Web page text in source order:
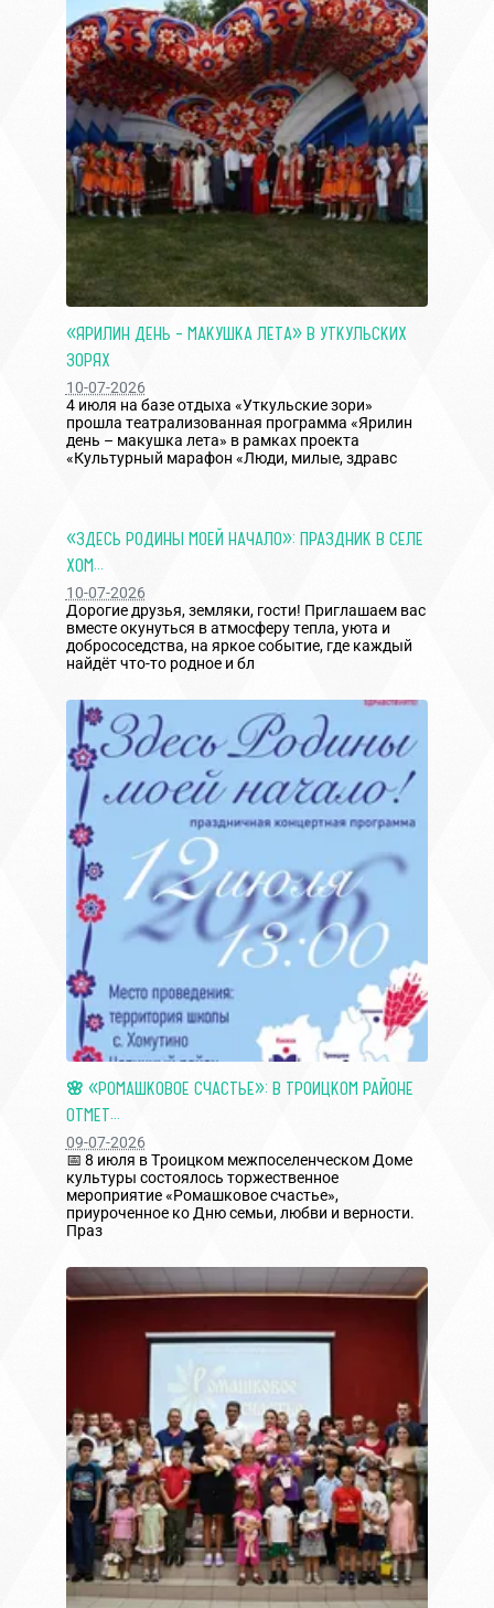
«ЯРИЛИН ДЕНЬ – МАКУШКА ЛЕТА» В УТКУЛЬСКИХ
ЗОРЯХ
10-07-2026
4 июля на базе отдыха «Уткульские зори»
прошла театрализованная программа «Ярилин
день – макушка лета» в рамках проекта
«Культурный марафон «Люди, милые, здравс
«ЗДЕСЬ РОДИНЫ МОЕЙ НАЧАЛО»: ПРАЗДНИК В СЕЛЕ
ХОМ...
10-07-2026
Дорогие друзья, земляки, гости! Приглашаем вас
вместе окунуться в атмосферу тепла, уюта и
добрососедства, на яркое событие, где каждый
найдёт что-то родное и бл
🌸 «РОМАШКОВОЕ СЧАСТЬЕ»: В ТРОИЦКОМ РАЙОНЕ
ОТМЕТ...
09-07-2026
📅 8 июля в Троицком межпоселенческом Доме
культуры состоялось торжественное
мероприятие «Ромашковое счастье»,
приуроченное ко Дню семьи, любви и верности.
Праз